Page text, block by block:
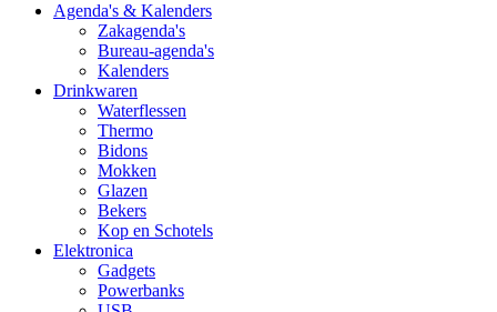
Agenda's & Kalenders
Zakagenda's
Bureau-agenda's
Kalenders
Drinkwaren
Waterflessen
Thermo
Bidons
Mokken
Glazen
Bekers
Kop en Schotels
Elektronica
Gadgets
Powerbanks